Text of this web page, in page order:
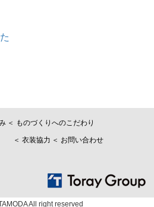
＜ ものづくりへのこだわり
＜ 衣装協力 ＜ お問い合わせ
All right reserved